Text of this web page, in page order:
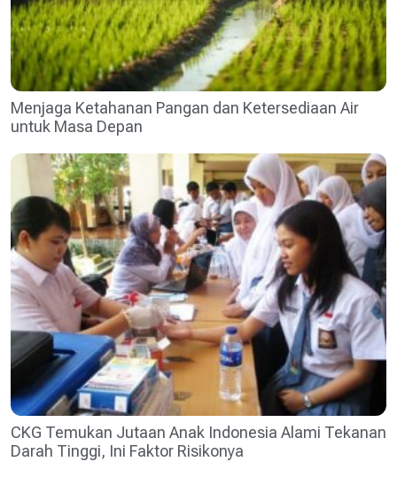
Menjaga Ketahanan Pangan dan Ketersediaan Air
untuk Masa Depan
CKG Temukan Jutaan Anak Indonesia Alami Tekanan
Darah Tinggi, Ini Faktor Risikonya